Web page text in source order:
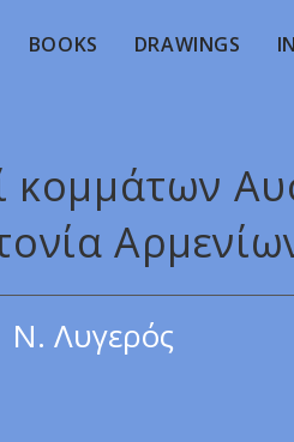
BOOKS DRAWINGS
κομμάτων
Ν. Λυγερός